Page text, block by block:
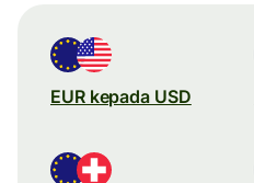
EUR kepada USD